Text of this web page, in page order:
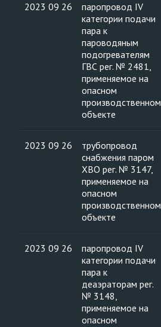
2023 09 26
паропровод IV
категории подачи
пара к
пароводяным
подогревателям
ГВС рег. № 2481,
применяемое на
опасном
производственном
объекте
2023 09 26
трубопровод
снабжения паром
ХВО рег. № 3147,
применяемое на
опасном
производственном
объекте
2023 09 26
паропровод IV
категории подачи
пара к
деаэраторам рег.
№ 3148,
применяемое на
опасном